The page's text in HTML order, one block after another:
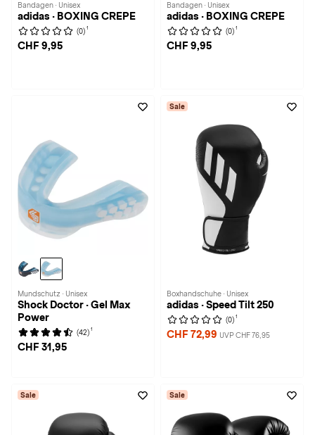
Bandagen · Unisex
adidas · BOXING CREPE
(0) 1
CHF 9,95
Bandagen · Unisex
adidas · BOXING CREPE
(0) 1
CHF 9,95
Mundschutz · Unisex
Shock Doctor · Gel Max
Power
(42) 1
CHF 31,95
Sale
Boxhandschuhe · Unisex
adidas · Speed Tilt 250
(0) 1
CHF 72,99 UVP CHF 76,95
Sale Sale